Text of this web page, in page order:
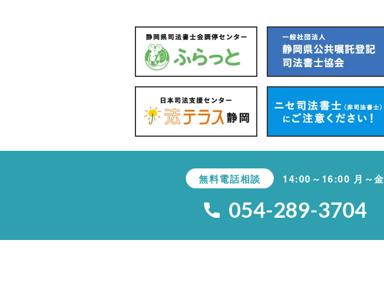
無料電話相談 14:00～16:00 月～金
054-289-3704